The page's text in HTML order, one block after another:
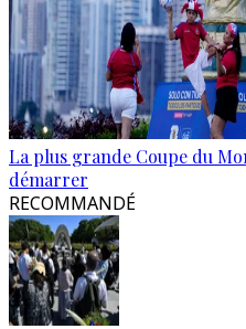
La plus grande Coupe du
démarrer
RECOMMANDÉ